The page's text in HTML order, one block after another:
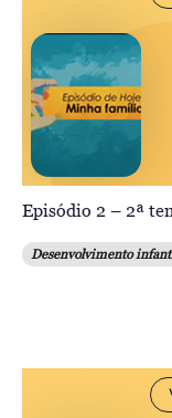
Episódio 2 – 2ª
Desenvolvimento